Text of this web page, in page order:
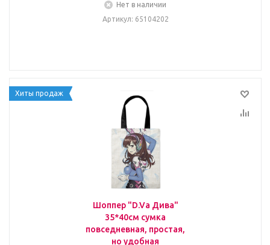
Нет в наличии
Артикул: 65104202
Хиты продаж
Шоппер "D.Va Дива"
35*40см сумка
повседневная, простая,
но удобная